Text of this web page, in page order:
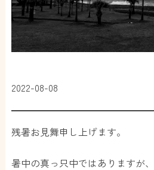
2022-08-08
残暑お見舞申し上げます。
暑中の真っ只中ではありますが